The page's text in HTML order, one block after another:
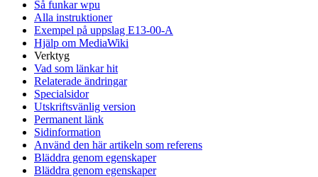
Så funkar wpu
Alla instruktioner
Exempel på uppslag E13-00-A
Hjälp om MediaWiki
Verktyg
Vad som länkar hit
Relaterade ändringar
Specialsidor
Utskriftsvänlig version
Permanent länk
Sidinformation
Använd den här artikeln som referens
Bläddra genom egenskaper
Bläddra genom egenskaper